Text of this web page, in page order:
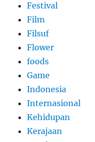
Festival
Film
Filsuf
Flower
foods
Game
Indonesia
Internasional
Kehidupan
Kerajaan